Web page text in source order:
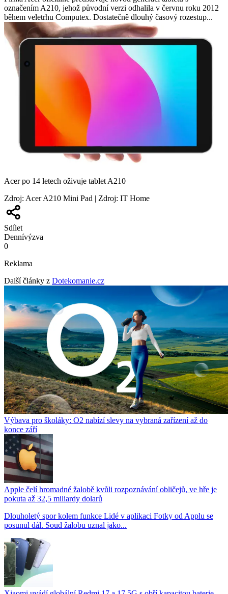
označením A210, jehož původní verzi odhalila v červnu roku 2012
během veletrhu Computex. Dostatečně dlouhý časový rozestup...
Acer po 14 letech oživuje tablet A210
Zdroj: Acer A210 Mini Pad | Zdroj: IT Home
Sdílet
Dennívýzva
0
Reklama
Další články z Dotekomanie.cz
Výbava pro školáky: O2 nabízí slevy na vybraná zařízení až do
konce září
Apple čelí hromadné žalobě kvůli rozpoznávání obličejů, ve hře je
pokuta až 32,5 miliardy dolarů
Dlouholetý spor kolem funkce Lidé v aplikaci Fotky od Applu se
posunul dál. Soud žalobu uznal jako...